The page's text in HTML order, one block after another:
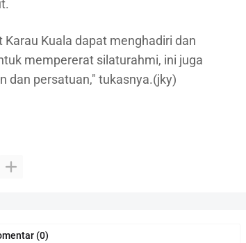
Kuala dapat menghadiri dan
mempererat silaturahmi, ini juga
dan persatuan," tukasnya.(jky)
(0)